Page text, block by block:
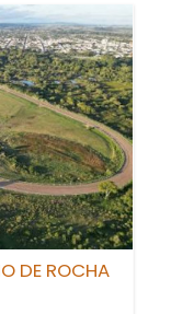
DE ROCHA